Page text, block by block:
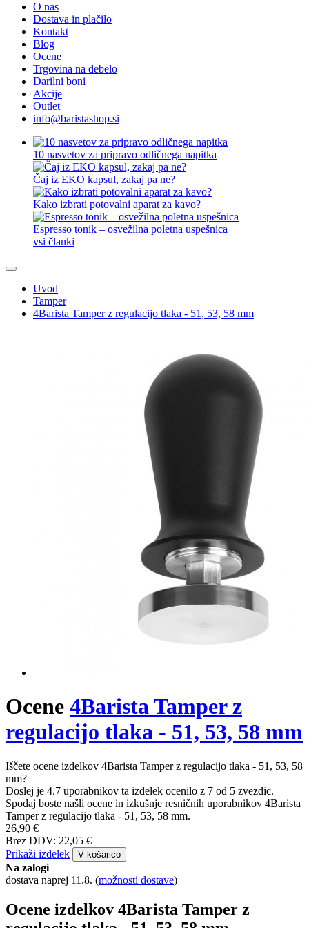
O nas
Dostava in plačilo
Kontakt
Blog
Ocene
Trgovina na debelo
Darilni boni
Akcije
Outlet
info@baristashop.si
10 nasvetov za pripravo odličnega napitka
Čaj iz EKO kapsul, zakaj pa ne?
Kako izbrati potovalni aparat za kavo?
Espresso tonik – osvežilna poletna uspešnica
vsi članki
Uvod
Tamper
4Barista Tamper z regulacijo tlaka - 51, 53, 58 mm
Ocene 4Barista Tamper z
regulacijo tlaka - 51, 53, 58 mm
Iščete ocene izdelkov 4Barista Tamper z regulacijo tlaka - 51, 53, 58
mm?
Doslej je 4.7 uporabnikov ta izdelek ocenilo z 7 od 5 zvezdic.
Spodaj boste našli ocene in izkušnje resničnih uporabnikov 4Barista
Tamper z regulacijo tlaka - 51, 53, 58 mm.
26,90 €
Brez DDV: 22,05 €
Prikaži izdelek
V košarico
Na zalogi
dostava naprej 11.8. (možnosti dostave)
Ocene izdelkov 4Barista Tamper z